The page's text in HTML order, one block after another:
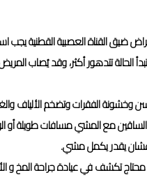
القناة العصبية القطنية يجب
الحالة تتدهور أكثر، وقد يُصاب
وخشونة الفقرات وتضخم الألياف
مع المشي مسافات طويلة أو
عشان يقدر يكمل مشي.
تكشف في عيادة جراحة المخ و